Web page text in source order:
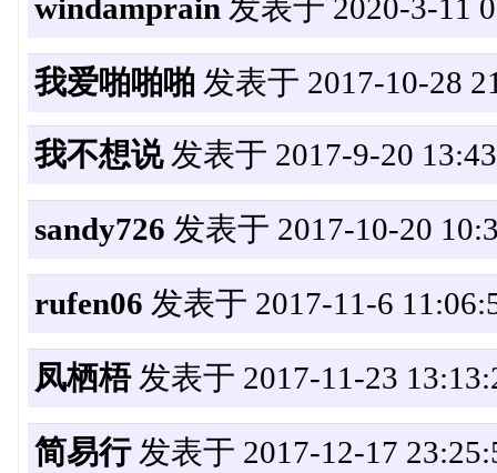
windamprain 发表于 2020-3-11
我爱啪啪啪 发表于 2017-10-28
我不想说发表于 2017-9-20
sandy726 发表于 2017-10-20
rufen06 发表于 2017-11-6
凤栖梧发表于 2017-11-23
简易行发表于 2017-12-17